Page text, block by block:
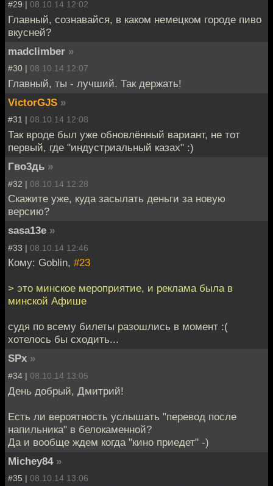
#29 | 08.10.14 12:02
Главный, сознавайся, в каком немецком городе пиво
вкусней?
madclimber »
#30 | 08.10.14 12:07
Главный, ты - лучший. Так держать!
VictorGJS »
#31 | 08.10.14 12:08
Так вроде был уже обновлённый вариант, не тот
первый, где "индустриальный казах" :)
Гво3дь »
#32 | 08.10.14 12:28
Скажите уже, куда засылать деньги за новую
версию?
sasa13e »
#33 | 08.10.14 12:46
Кому: Goblin, #23
> это минское мероприятие, и реклама была в
минской Афише
судя по всему билеты разошлись в момент :(
хотелось бы сходить...
SPx »
#34 | 08.10.14 13:05
День добрый, Дмитрий!
Есть ли вероятность услышать "перевод после
напильника" в белокаменной?
Да и вообще ждем когда "кино приедет" -)
Michey84 »
#35 | 08.10.14 13:06